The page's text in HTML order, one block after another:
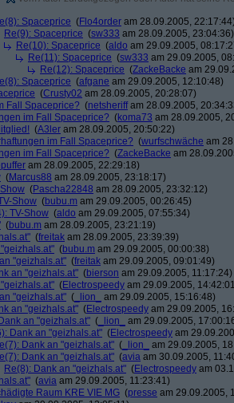
Spaceprice (Flo4order am 28.09.2005,
Re(9): Spaceprice (sw333 am 28.09.2005, 23:04:36)
Re(10): Spaceprice (aldo am 29.09.2005,
Re(11): Spaceprice (sw333 am 29.09.2005,
Re(12): Spaceprice (ZackeBacke am
Spaceprice (afgane am 29.09.2005, 12:10:48)
(Crusty02 am 28.09.2005, 20:28:07)
Fall Spaceprice? (netsheriffam 28.09.2005,
im Fall Spaceprice? (koma73 am 28.09.2005,
(A3ler am 28.09.2005, 20:50:22)
im Fall Spaceprice? (wurfschwäche am
im Fall Spaceprice? (ZackeBacke am
am 28.09.2005, 22:29:18)
(Marcus88 am 28.09.2005, 23:18:17)
(Pascha22848 am 28.09.2005, 23:32:12)
Show (bubu.m am 29.09.2005, 00:26:45)
TV-Show (aldo am 29.09.2005, 07:55:34)
(bubu.m am 28.09.2005, 23:21:19)
(freitak am 28.09.2005, 23:39:39)
(bubu.m am 29.09.2005, 00:00:38)
"geizhals.at" (freitak am 29.09.2005, 09:01:49)
an "geizhals.at" (bierson am 29.09.2005, 11:17:24)
(Electrospeedy am 29.09.2005,
"geizhals.at" ( _lion_
am 29.09.2005, 15:16:48)
an "geizhals.at" (Electrospeedy am 29.09.2005,
an "geizhals.at" ( _lion_
am 29.09.2005,
Dank an "geizhals.at" (Electrospeedy am
Dank an "geizhals.at" ( _lion_
am 29.09.2005,
Dank an "geizhals.at" (avia am 30.09.2005,
Re(8): Dank an "geizhals.at" (Electrospeedy am
(avia am 29.09.2005, 11:23:41)
Raum KRE VIE MG (presse am 29.09.2005,